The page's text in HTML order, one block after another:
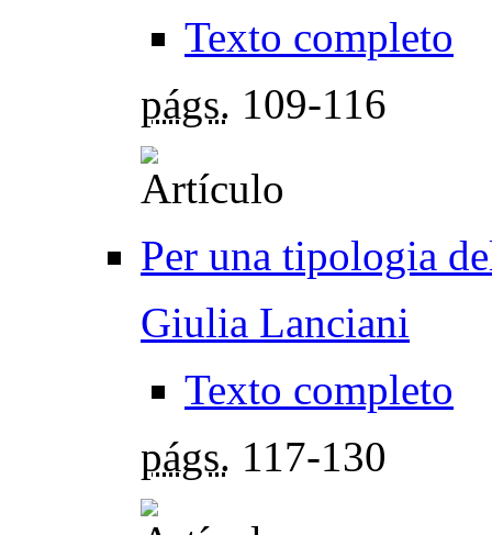
Texto completo
págs. 109-116
Per una tipologia
Giulia Lanciani
Texto completo
págs. 117-130